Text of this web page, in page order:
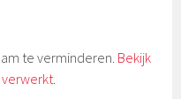
te verminderen. Bekijk